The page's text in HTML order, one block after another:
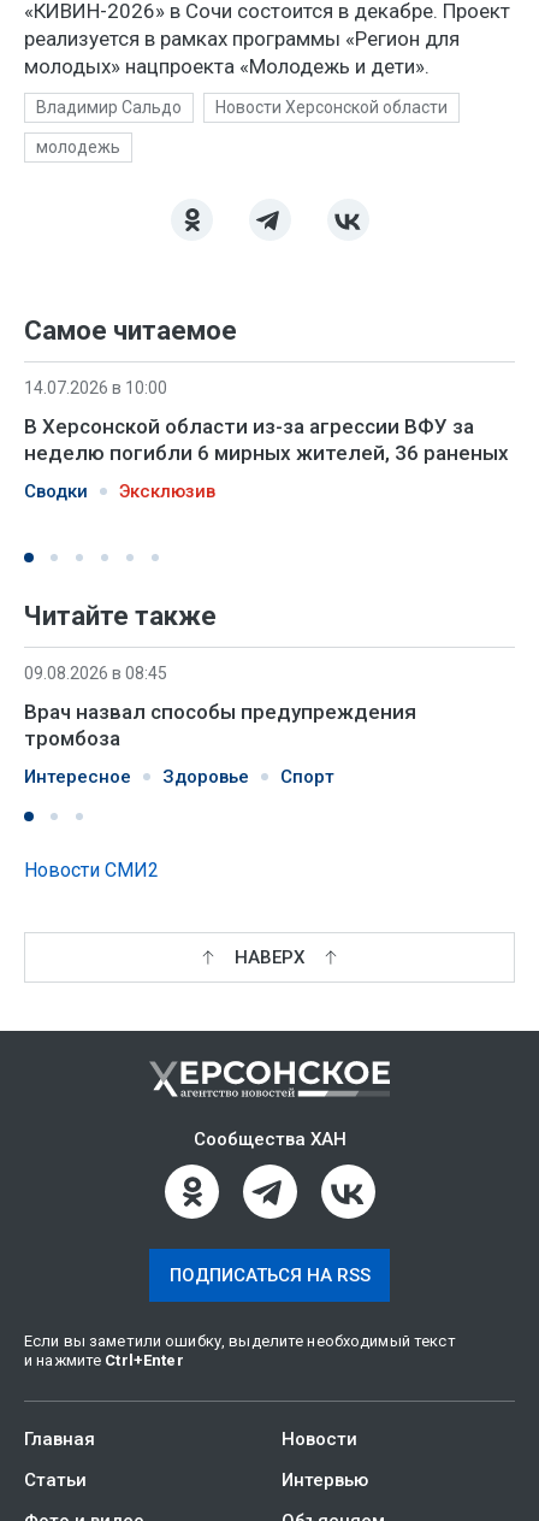
«КИВИН-2026» в Сочи состоится в декабре. Проект
реализуется в рамках программы «Регион для
молодых» нацпроекта «Молодежь и дети».
Владимир Сальдо Новости Херсонской области
молодежь
Самое читаемое
14.07.2026 в 10:00
В Херсонской области из-за агрессии ВФУ за
неделю погибли 6 мирных жителей, 36 раненых
Сводки Эксклюзив
Читайте также
09.08.2026 в 08:45
Врач назвал способы предупреждения
тромбоза
Интересное Здоровье Спорт
Новости СМИ2
НАВЕРХ
Сообщества ХАН
ПОДПИСАТЬСЯ НА RSS
Если вы заметили ошибку, выделите необходимый текст
и нажмите Ctrl +Enter
Главная
Новости
Статьи
Интервью